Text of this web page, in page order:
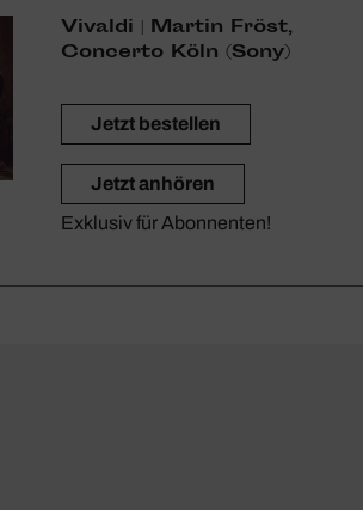
Vivaldi | Martin Fröst,
Concerto Köln (Sony)
Jetzt bestellen
Jetzt anhören
Exklusiv für Abonnenten!